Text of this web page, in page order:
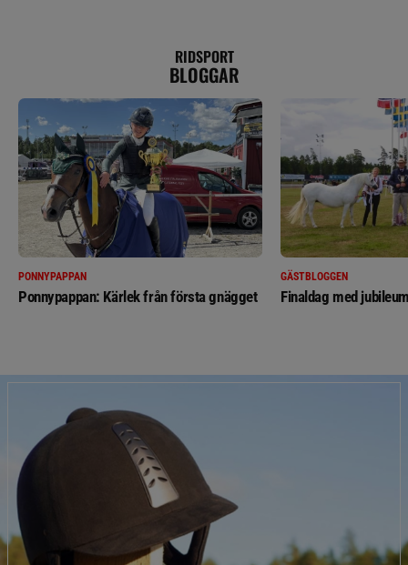
RIDSPORT
BLOGGAR
PONNYPAPPAN
Ponnypappan: Kärlek från första gnägget
GÄSTBLOGGEN
Finaldag med